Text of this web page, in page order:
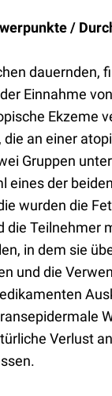
/
dauernden,
Einnahme
Ekzeme
an einer
Gruppen
eines der
wurden die
die Teilnehmer
in dem sie
und die
Verlust